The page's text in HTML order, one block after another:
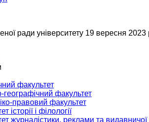
ради університету 19 вересня 2023
факультет
географічний факультет
правовий факультет
історії і філології
журналістики, реклами та